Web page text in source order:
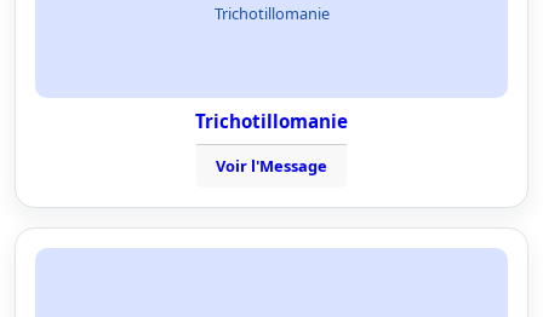
Trichotillomanie
Trichotillomanie
Voir l'Message